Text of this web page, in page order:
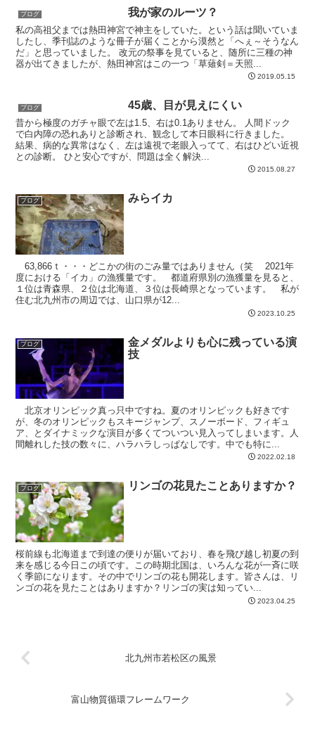
ブログ 我が家のルーツ？
私の高祖父までは熱田神宮で神主をしていた。という話は聞いていま
したし、季刊誌のような冊子が届くことから漠然と「へぇ～そうなん
だ」と思っていました。 改元の祭事を見ていると、随所に三種の神
器が出てきましたが、熱田神宮はこの一つ「草薙剣＝天照...
2019.05.15
ブログ 45歳、目が見えにくい
昔から極度のガチャ眼で左は1.5、右は0.1ありません。 人間ドック
で白内障の恐れありと診断され、観念して本日眼科に行きました。
結果、病的な異常はなく、左は遠視で老眼入ってて、右はひどい近視
との診断。 ひと安心ですが、問題は全く解決...
2015.08.27
ブログ みらイカ
63,866ｔ・・・どこかの街のごみ量ではありません（笑 2021年
度における「イカ」の漁獲量です。 都道府県別の漁獲量を見ると、
１位は青森県、２位は北海道、３位は長崎県となっています。 私が
住む北九州市の周辺では、山口県が12...
2023.10.25
ブログ
金メダルよりも心に残っている演
技
北京オリンピック真っ只中ですね。夏のオリンピックも好きです
が、冬のオリンピックもスキージャンプ、スノーボード、フィギュ
ア、とダイナミックな演目が多くてついつい見入ってしまいます。人
間離れした技の数々に、ハラハラしっぱなしです。中でも特に...
2022.02.18
ブログ リンゴの花見たことありますか？
桜前線も北海道まで到達の便りが届いており、春を飛び越し初夏の到
来を感じる今日この頃です。この時期北国は、いろんな花が一斉に咲
く季節になります。その中でリンゴの花も開花します。皆さんは、リ
ンゴの花を見たことはありますか？リンゴの実は知ってい...
2023.04.25
北九州市若松区の風景
富山物質循環フレームワーク